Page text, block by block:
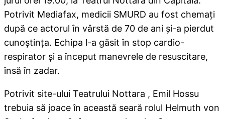
Potrivit Mediafax, medicii SMURD au fost chemaţi
după ce actorul în vârstă de 70 de ani şi-a pierdut
cunoştinţa. Echipa l-a găsit în stop cardio-
respirator şi a început manevrele de resuscitare,
însă în zadar.
Potrivit site-ului Teatrului Nottara , Emil Hossu
trebuia să joace în această seară rolul Helmuth von